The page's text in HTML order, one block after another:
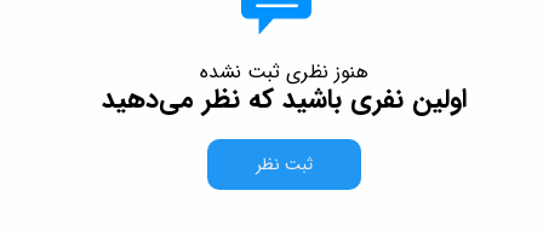
هنوز نظری ثبت نشده
اولین نفری باشید که نظر می‌دهید
ثبت نظر